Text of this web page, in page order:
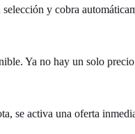
y cobra
Ya no hay un solo
se activa una oferta